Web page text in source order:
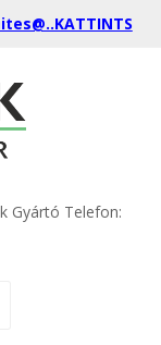
Gyártó Telefon: